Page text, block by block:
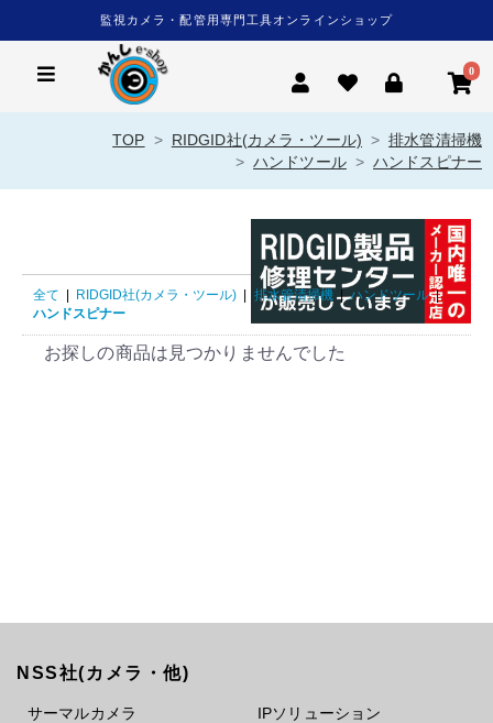
監視カメラ・配管用専門工具オンラインショップ
0
TOP RIDGID社(カメラ・ツール)
排水管清掃機
ハンドツール
ハンドスピナー
全て RIDGID社(カメラ・ツール) 排水管清掃機 | ハンドツール |
ハンドスピナー
お探しの商品は見つかりませんでした
NSS社(カメラ・他)
サーマルカメラ IPソリューション